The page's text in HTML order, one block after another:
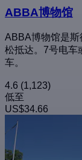
ABBA博物馆
ABBA博物馆是
松抵达。7号电车
车。
4.6 (1,123)
低至
US$34.66